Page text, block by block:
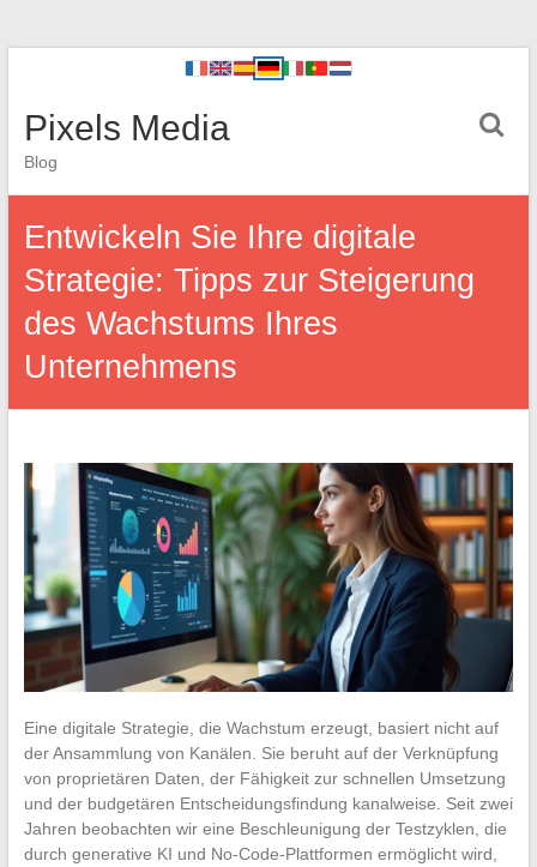
Pixels Media
Blog
Entwickeln Sie Ihre digitale
Strategie: Tipps zur Steigerung
des Wachstums Ihres
Unternehmens
Eine digitale Strategie, die Wachstum erzeugt, basiert nicht auf
der Ansammlung von Kanälen. Sie beruht auf der Verknüpfung
von proprietären Daten, der Fähigkeit zur schnellen Umsetzung
und der budgetären Entscheidungsfindung kanalweise. Seit zwei
Jahren beobachten wir eine Beschleunigung der Testzyklen, die
durch generative KI und No-Code-Plattformen ermöglicht wird,